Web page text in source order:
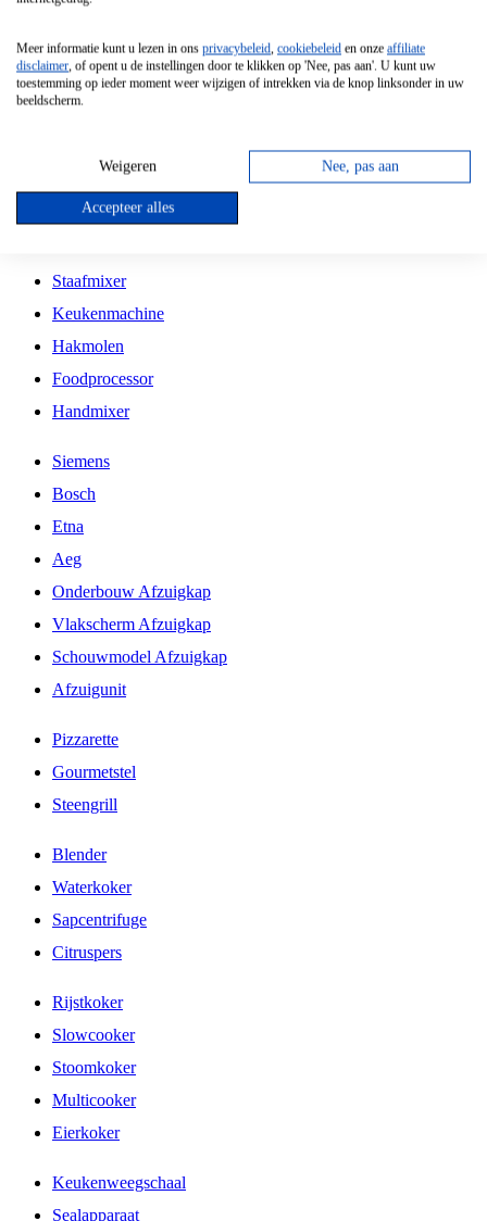
Vrijstaande Magnetron
Vrijstaande Kookplaat
Inbouw Gaskookplaat
Inbouw Keramische Kookplaat
Kookplaat Accessoires
Staafmixer
Keukenmachine
Hakmolen
Foodprocessor
Handmixer
Siemens
Bosch
Etna
Aeg
Onderbouw Afzuigkap
Vlakscherm Afzuigkap
Schouwmodel Afzuigkap
Afzuigunit
Pizzarette
Gourmetstel
Steengrill
Blender
Waterkoker
Sapcentrifuge
Citruspers
Rijstkoker
Slowcooker
Stoomkoker
Multicooker
Eierkoker
Keukenweegschaal
Sealapparaat
Meer informatie kunt u lezen in ons privacybeleid, cookiebeleid en onze affiliate
disclaimer, of opent u de instellingen door te klikken op 'Nee, pas aan'. U kunt uw
toestemming op ieder moment weer wijzigen of intrekken via de knop linksonder in uw
beeldscherm.
Weigeren Nee, pas aan
Accepteer alles